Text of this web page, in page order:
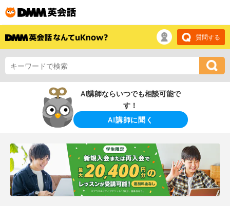
質問する
AI講師ならいつでも相談可能で
す！
AI講師に聞く